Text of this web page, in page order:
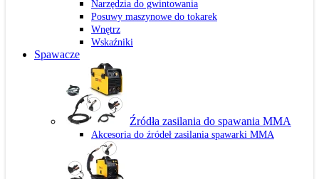
Narzędzia do gwintowania
Posuwy maszynowe do tokarek
Wnętrz
Wskaźniki
Spawacze
Źródła zasilania do spawania MMA
Akcesoria do źródeł zasilania spawarki MMA